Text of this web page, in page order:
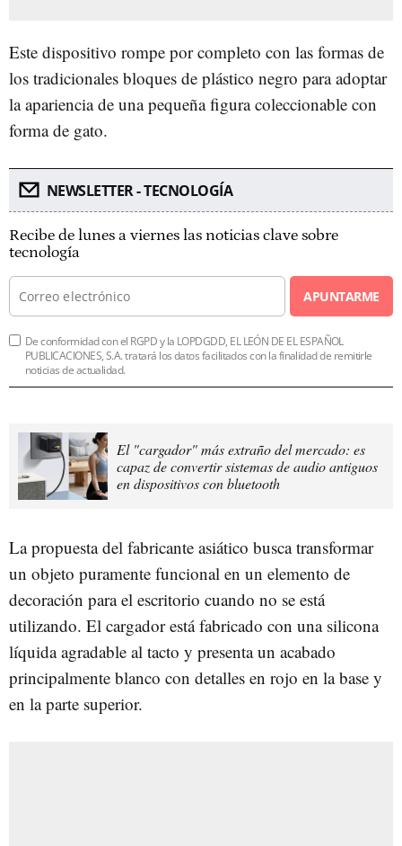
Este dispositivo rompe por completo con las formas de
los tradicionales bloques de plástico negro para adoptar
la apariencia de una pequeña figura coleccionable con
forma de gato.
NEWSLETTER - TECNOLOGÍA
Recibe de lunes a viernes las noticias clave sobre
tecnología
APUNTARME
De conformidad con el RGPD y la LOPDGDD, EL LEÓN DE EL ESPAÑOL
PUBLICACIONES, S.A. tratará los datos facilitados con la finalidad de remitirle
noticias de actualidad.
El "cargador" más extraño del mercado: es
capaz de convertir sistemas de audio antiguos
en dispositivos con bluetooth
La propuesta del fabricante asiático busca transformar
un objeto puramente funcional en un elemento de
decoración para el escritorio cuando no se está
utilizando. El cargador está fabricado con una silicona
líquida agradable al tacto y presenta un acabado
principalmente blanco con detalles en rojo en la base y
en la parte superior.